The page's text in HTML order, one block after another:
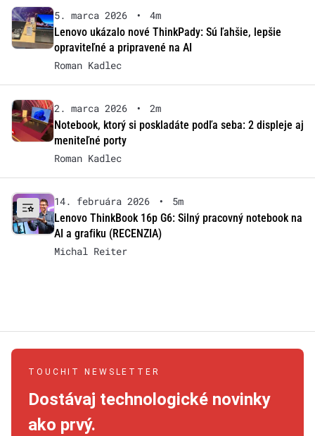
5. marca 2026 •
4m
Lenovo ukázalo nové ThinkPady: Sú ľahšie, lepšie
opraviteľné a pripravené na AI
Roman Kadlec
2. marca 2026 •
2m
Notebook, ktorý si poskladáte podľa seba: 2 displeje aj
meniteľné porty
Roman Kadlec
14. februára 2026 •
5m
Lenovo ThinkBook 16p G6: Silný pracovný notebook na
AI a grafiku (RECENZIA)
Michal Reiter
TOUCHIT NEWSLETTER
Dostávaj technologické novinky
ako prvý.